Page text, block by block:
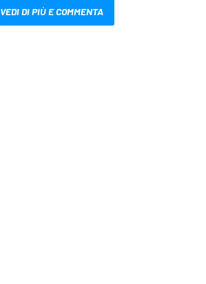
VEDI DI PIÙ E COMMENTA